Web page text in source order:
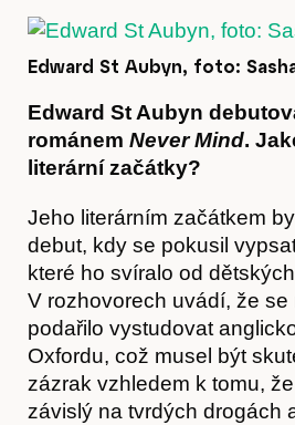
Edward St Aubyn, foto:
Edward St Aubyn
románem Never Mind.
literární začátky?
Jeho literárním začátkem
debut, kdy se pokusil
které ho svíralo od
V rozhovorech uvádí, že se
podařilo vystudovat
Oxfordu, což musel být
zázrak vzhledem k tomu,
závislý na tvrdých drogách